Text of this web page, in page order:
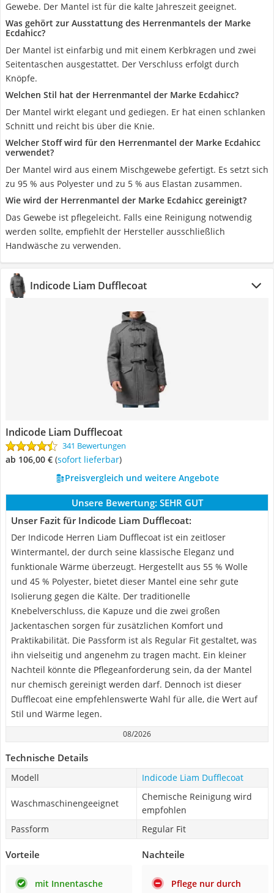
Gewebe. Der Mantel ist für die kalte Jahreszeit geeignet.
Was gehört zur Ausstattung des Herrenmantels der Marke
Ecdahicc?
Der Mantel ist einfarbig und mit einem Kerbkragen und zwei
Seitentaschen ausgestattet. Der Verschluss erfolgt durch
Knöpfe.
Welchen Stil hat der Herrenmantel der Marke Ecdahicc?
Der Mantel wirkt elegant und gediegen. Er hat einen schlanken
Schnitt und reicht bis über die Knie.
Welcher Stoff wird für den Herrenmantel der Marke Ecdahicc
verwendet?
Der Mantel wird aus einem Mischgewebe gefertigt. Es setzt sich
zu 95 % aus Polyester und zu 5 % aus Elastan zusammen.
Wie wird der Herrenmantel der Marke Ecdahicc gereinigt?
Das Gewebe ist pflegeleicht. Falls eine Reinigung notwendig
werden sollte, empfiehlt der Hersteller ausschließlich
Handwäsche zu verwenden.
Indicode Liam Dufflecoat
Indicode Liam Dufflecoat
341 Bewertungen
ab 106,00 € ( Sofort lieferbar)
Preisvergleich und weitere Angebote
Unsere Bewertung: SEHR GUT
Unser Fazit für Indicode Liam Dufflecoat:
Der Indicode Herren Liam Dufflecoat ist ein zeitloser
Wintermantel, der durch seine klassische Eleganz und
funktionale Wärme überzeugt. Hergestellt aus 55 % Wolle
und 45 % Polyester, bietet dieser Mantel eine sehr gute
Isolierung gegen die Kälte. Der traditionelle
Knebelverschluss, die Kapuze und die zwei großen
Jackentaschen sorgen für zusätzlichen Komfort und
Praktikabilität. Die Passform ist als Regular Fit gestaltet, was
ihn vielseitig und angenehm zu tragen macht. Ein kleiner
Nachteil könnte die Pflegeanforderung sein, da der Mantel
nur chemisch gereinigt werden darf. Dennoch ist dieser
Dufflecoat eine empfehlenswerte Wahl für alle, die Wert auf
Stil und Wärme legen.
08/2026
Technische Details
Modell Indicode Liam Dufflecoat
Waschmaschinengeeignet
Chemische Reinigung wird
empfohlen
Passform
Regular Fit
Vorteile
mit Innentasche
Nachteile
Pflege nur durch